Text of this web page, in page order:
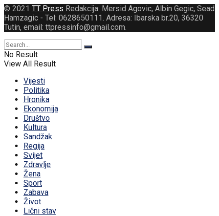
© 2021 TT Press Redakcija: Mersid Agovic, Albin Gegic, Sead
Hamzagic - Tel: 0628650111. Adresa: Ibarska br.20, 36320
Tutin, email: ttpressinfo@gmail.com.
No Result
View All Result
Vijesti
Politika
Hronika
Ekonomija
Društvo
Kultura
Sandžak
Regija
Svijet
Zdravlje
Žena
Sport
Zabava
Život
Lični stav